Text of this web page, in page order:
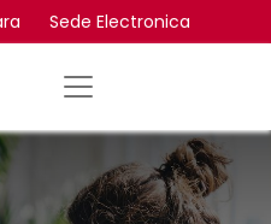
Sede Electronica